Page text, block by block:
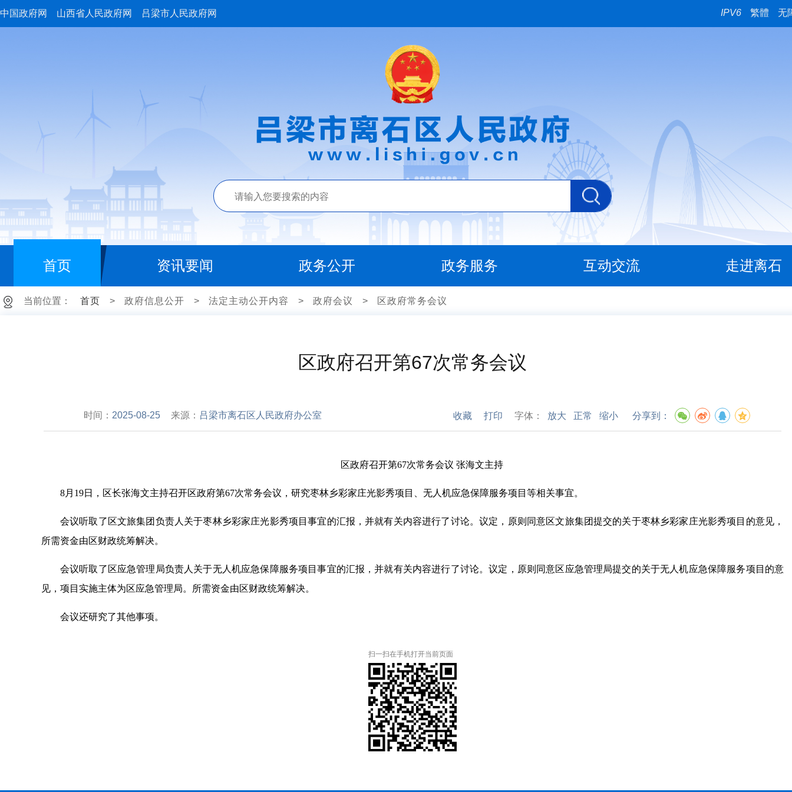
中国政府网 山西省人民政府网 吕梁市人民政府网 IPV6 繁體 无
首页 资讯要闻 政务公开 政务服务 互动交流 走进离石
当前位置： 首页 > 政府信息公开 > 法定主动公开内容 > 政府会议 > 区政府常务会议
区政府召开第67次常务会议
时间： 2025-08-25 来源： 吕梁市离石区人民政府办公室 收藏 打印 字体： 放大 正常 缩小 分享到：
区政府召开第67次常务会议 张海文主持
8月 19日，区长张海文主持召开区政府第67次常务会议，研究枣林乡彩家庄光影秀项目 无人机应急保障服务项目 等相关事宜。
会议听取了 区文旅集团 负责人 关于枣林乡彩家庄光影秀项目事宜的汇报，并就有关内容进行了讨论。议定， 原则同意区文旅集团提交的关于枣林乡彩家庄光影秀项目 的意见，
所需资金由区财政统筹解决。
会议听取了 区应急管理局负责人 关于无人机应急保障服务项目事宜的汇报，并就有关内容进行了讨论。议定， 原则同意区应急管理局提交的关于无人机应急保障服务项目 的意
见，项目实施主体为区应急管理局。
所需资金由区财政统筹解决。
会议还研究了其他事项。
扫一扫在手机打开当前页面